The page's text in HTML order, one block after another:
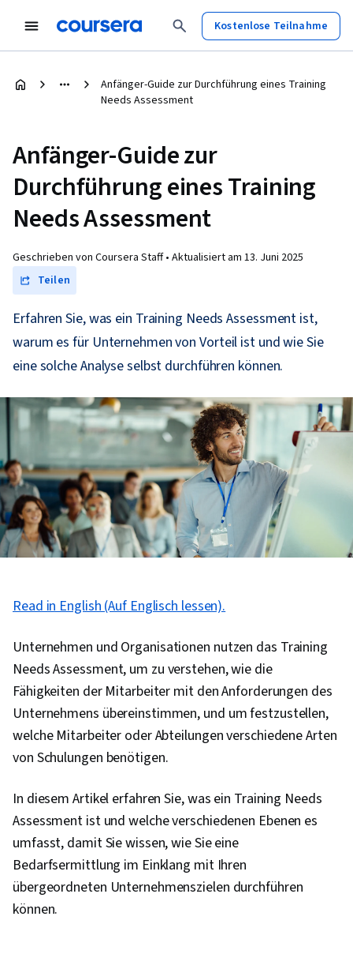
Kostenlose Teilnahme
Anfänger-Guide zur Durchführung eines Training
Needs Assessment
Anfänger-Guide zur
Durchführung eines Training
Needs Assessment
Geschrieben von Coursera Staff • Aktualisiert am 13. Juni 2025
Teilen
Erfahren Sie, was ein Training Needs Assessment ist,
warum es für Unternehmen von Vorteil ist und wie Sie
eine solche Analyse selbst durchführen können.
Read in English (Auf Englisch lessen).
Unternehmen und Organisationen nutzen das Training
Needs Assessment, um zu verstehen, wie die
Fähigkeiten der Mitarbeiter mit den Anforderungen des
Unternehmens übereinstimmen, und um festzustellen,
welche Mitarbeiter oder Abteilungen verschiedene Arten
von Schulungen benötigen.
In diesem Artikel erfahren Sie, was ein Training Needs
Assessment ist und welche verschiedenen Ebenen es
umfasst, damit Sie wissen, wie Sie eine
Bedarfsermittlung im Einklang mit Ihren
übergeordneten Unternehmenszielen durchführen
können.